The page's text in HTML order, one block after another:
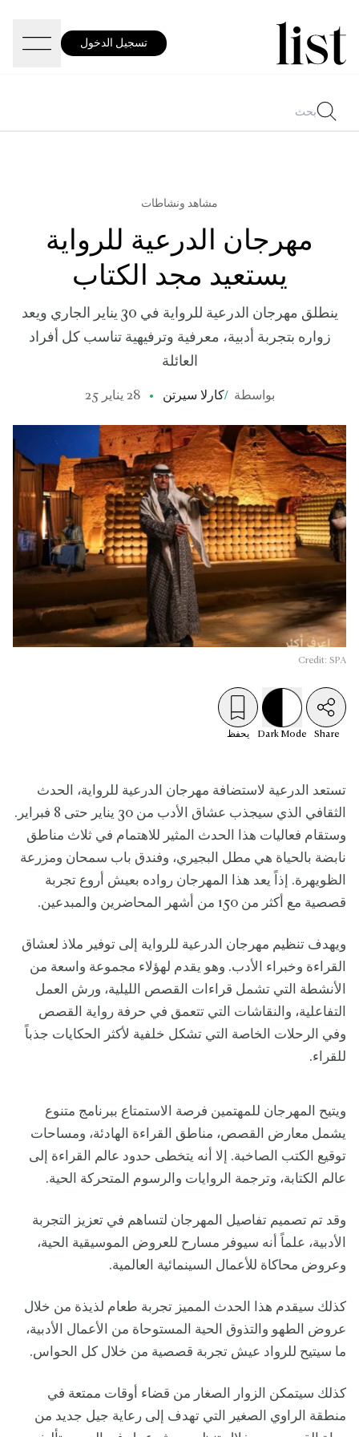
تسجيل الدخول
مشاهد ونشاطات
مهرجان الدرعية للرواية
يستعيد مجد الكتاب
ينطلق مهرجان الدرعية للرواية في 30 يناير الجاري ويعد
زواره بتجربة أدبية، معرفية وترفيهية تناسب كل أفراد
العائلة
بواسطة /كارلا سيرتن 28 يناير 25
Credit: SPA
Share
Dark Mode يحفظ
تستعد الدرعية لاستضافة مهرجان الدرعية للرواية، الحدث
الثقافي الذي سيجذب عشاق الأدب من 30 يناير حتى 8 فبراير.
وستقام فعاليات هذا الحدث المثير للاهتمام في ثلاث مناطق
نابضة بالحياة هي مطل البجيري، وفندق باب سمحان ومزرعة
الظويهرة. إذاً يعد هذا المهرجان رواده بعيش أروع تجربة
قصصية مع أكثر من 150 من أشهر المحاضرين والمبدعين.
ويهدف تنظيم مهرجان الدرعية للرواية إلى توفير ملاذ لعشاق
القراءة وخبراء الأدب. وهو يقدم لهؤلاء مجموعة واسعة من
الأنشطة التي تشمل قراءات القصص الليلية، ورش العمل
التفاعلية، والنقاشات التي تتعمق في حرفة رواية القصص
وفي الرحلات الخاصة التي تشكل خلفية لأكثر الحكايات جذباً
للقراء.
ويتيح المهرجان للمهتمين فرصة الاستمتاع ببرنامج متنوع
يشمل معارض القصص، مناطق القراءة الهادئة، ومساحات
توقيع الكتب الصاخبة. إلا أنه يتخطى حدود عالم القراءة إلى
عالم الكتابة، وترجمة الروايات والرسوم المتحركة الحية.
وقد تم تصميم تفاصيل المهرجان لتساهم في تعزيز التجربة
الأدبية، علماً أنه سيوفر مسارح للعروض الموسيقية الحية،
وعروض محاكاة للأعمال السينمائية العالمية.
كذلك سيقدم هذا الحدث المميز تجربة طعام لذيذة من خلال
عروض الطهو والتذوق الحية المستوحاة من الأعمال الأدبية،
ما سيتيح للرواد عيش تجربة قصصية من خلال كل الحواس.
كذلك سيتمكن الزوار الصغار من قضاء أوقات ممتعة في
منطقة الراوي الصغير التي تهدف إلى رعاية جيل جديد من